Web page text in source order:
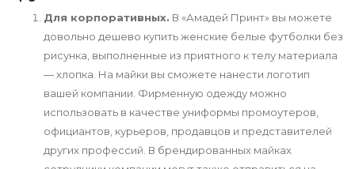
Для корпоративных. В «Амадей Принт» вы можете
довольно дешево купить женские белые футболки без
рисунка, выполненные из приятного к телу материала
— хлопка. На майки вы сможете нанести логотип
вашей компании. Фирменную одежду можно
использовать в качестве униформы промоутеров,
официантов, курьеров, продавцов и представителей
других профессий. В брендированных майках